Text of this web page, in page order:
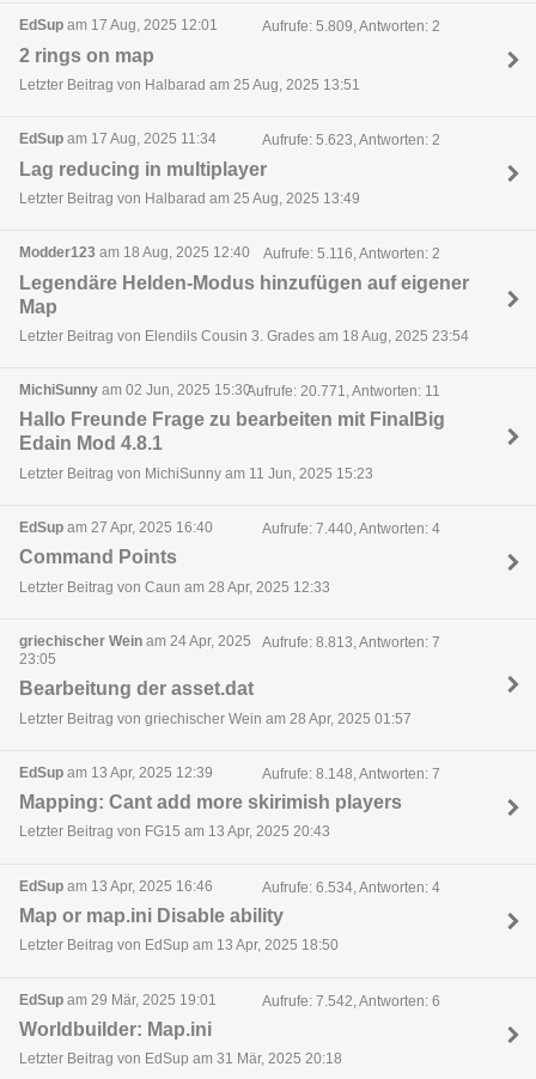
EdSup am 17 Aug, 2025 12:01 Aufrufe: 5.809, Antworten: 2
2 rings on map
Letzter Beitrag von Halbarad am 25 Aug, 2025 13:51
EdSup am 17 Aug, 2025 11:34 Aufrufe: 5.623, Antworten: 2
Lag reducing in multiplayer
Letzter Beitrag von Halbarad am 25 Aug, 2025 13:49
Modder123 am 18 Aug, 2025 12:40 Aufrufe: 5.116, Antworten: 2
Legendäre Helden-Modus hinzufügen auf eigener
Map
Letzter Beitrag von Elendils Cousin 3. Grades am 18 Aug, 2025 23:54
MichiSunny am 02 Jun, 2025 15:30Aufrufe: 20.771, Antworten: 11
Hallo Freunde Frage zu bearbeiten mit FinalBig
Edain Mod 4.8.1
Letzter Beitrag von MichiSunny am 11 Jun, 2025 15:23
EdSup am 27 Apr, 2025 16:40 Aufrufe: 7.440, Antworten: 4
Command Points
Letzter Beitrag von Caun am 28 Apr, 2025 12:33
griechischer Wein am 24 Apr, 2025
23:05
Aufrufe: 8.813, Antworten: 7
Bearbeitung der asset.dat
Letzter Beitrag von griechischer Wein am 28 Apr, 2025 01:57
EdSup am 13 Apr, 2025 12:39 Aufrufe: 8.148, Antworten: 7
Mapping: Cant add more skirimish players
Letzter Beitrag von FG15 am 13 Apr, 2025 20:43
EdSup am 13 Apr, 2025 16:46 Aufrufe: 6.534, Antworten: 4
Map or map.ini Disable ability
Letzter Beitrag von EdSup am 13 Apr, 2025 18:50
EdSup am 29 Mär, 2025 19:01 Aufrufe: 7.542, Antworten: 6
Worldbuilder: Map.ini
Letzter Beitrag von EdSup am 31 Mär, 2025 20:18